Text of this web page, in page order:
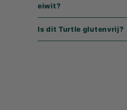
eiwit?
Is dit Turtle glutenvrij?